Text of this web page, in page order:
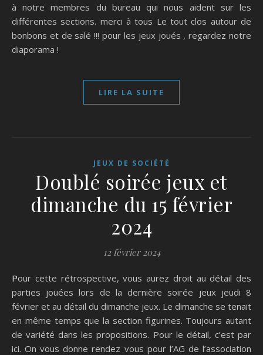
à notre membres du bureau qui nous aident sur les
différentes sections. merci à tous Le tout clos autour de
bonbons et de salé !!! pour les jeux joués , regardez notre
diaporama !
LIRE LA SUITE
JEUX DE SOCIÉTÉ
Doublé soirée jeux et
dimanche du 15 février
2024
12 février 2024
Pour cette rétrospective, vous aurez droit au détail des
parties jouées lors de la dernière soirée jeux jeudi 8
février et au détail du dimanche jeux. Le dimanche se tenait
en même temps que la section figurines. Toujours autant
de variété dans les propositions. Pour le détail, c’est par
ici. On vous donne rendez vous pour l’AG de l’association